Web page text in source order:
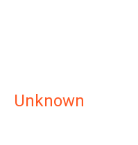
Unknown